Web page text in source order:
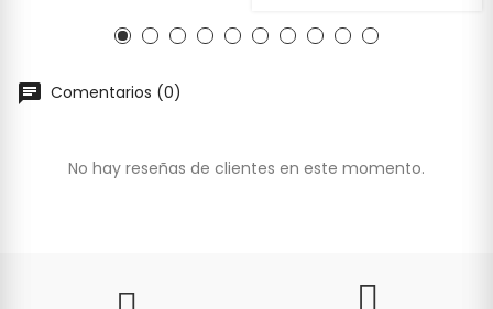
Comentarios (0)
No hay reseñas de clientes en este momento.